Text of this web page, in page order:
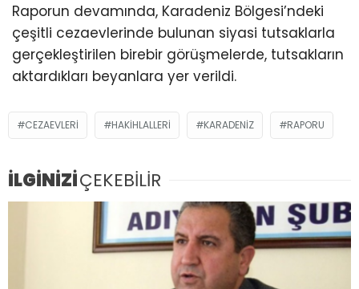
Raporun devamında, Karadeniz Bölgesi’ndeki
çeşitli cezaevlerinde bulunan siyasi tutsaklarla
gerçekleştirilen birebir görüşmelerde, tutsakların
aktardıkları beyanlara yer verildi.
CEZAEVLERI HAKİHLALLERİ KARADENIZ RAPORU
İLGİNİZİÇEKEBİLİR